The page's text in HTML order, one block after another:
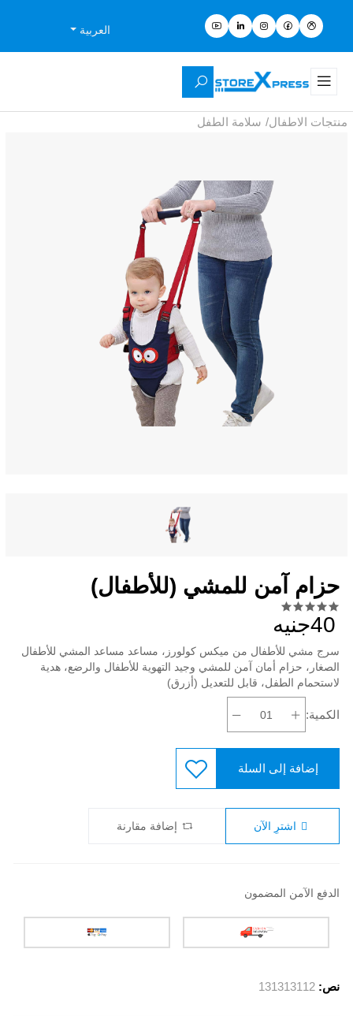
العربية
منتجات الاطفال/ سلامة الطفل
حزام آمن للمشي (للأطفال)
40جنيه
سرج مشي للأطفال من ميكس كولورز، مساعد مساعد المشي للأطفال
الصغار، حزام أمان آمن للمشي وجيد التهوية للأطفال والرضع، هدية
لاستحمام الطفل، قابل للتعديل (أزرق)
الكمية:
إضافة إلى السلة
اشترِ الآن إضافة مقارنة
الدفع الآمن المضمون
نص: 131313112